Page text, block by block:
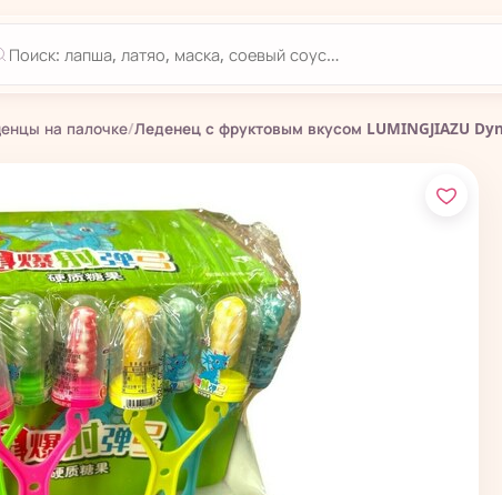
на палочке/Леденец с фруктовым вкусом LUMINGJIAZU